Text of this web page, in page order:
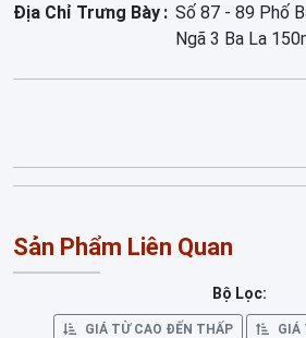
Địa Chỉ Trưng Bày
Số 87 - 89 Phố
Ngã 3 Ba La
Sản Phẩm Liên Quan
Bộ Lọc:
GIÁ TỪ CAO ĐẾN THẤP GIÁ